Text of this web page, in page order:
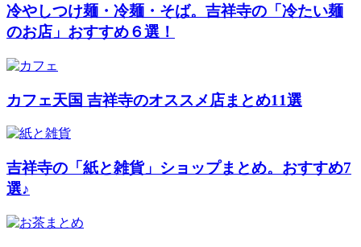
冷やしつけ麺・冷麺・そば。吉祥寺の「冷たい麺
のお店」おすすめ６選！
カフェ天国 吉祥寺のオススメ店まとめ11選
吉祥寺の「紙と雑貨」ショップまとめ。おすすめ7
選♪